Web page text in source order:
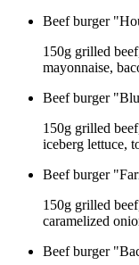
Beef burger
150g grilled
mayonnaise,
Beef burger
150g grilled
iceberg lettuce,
Beef burger
150g grilled
caramelized
Beef burger